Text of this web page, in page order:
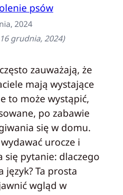
psów
2024
16 grudnia, 2024)
zauważają, że
mają wystające
to może wystąpić,
po zabawie
się w domu.
urocze i
się pytanie: dlaczego
język? Ta prosta
wgląd w